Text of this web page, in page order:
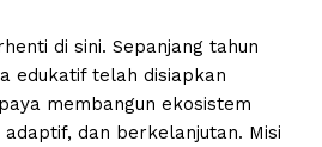
di sini. Sepanjang tahun
edukatif telah disiapkan
membangun ekosistem
dan berkelanjutan. Misi